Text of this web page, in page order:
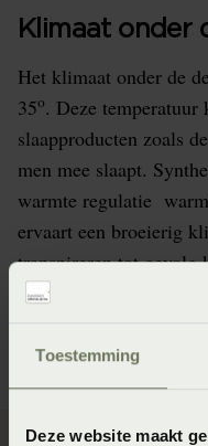
Toestemming
Deze website maakt
Klimaat onder
Het klimaat onder de
35o. Deze temperatuur
slaapproducten zoals de
men mee slaapt.
warmte regulatie
ervaart een broeierig
transpireren tot gevolg
belang hoe goed de